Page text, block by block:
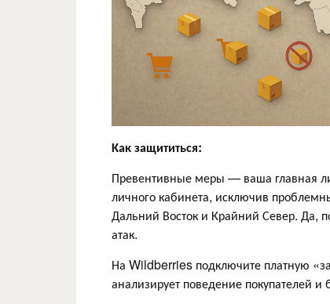
Как защититься:
Превентивные меры — ваша главная
личного кабинета, исключив
Дальний Восток и Крайний Север. Да,
атак.
На Wildberries подключите платную
анализирует поведение покупателей и